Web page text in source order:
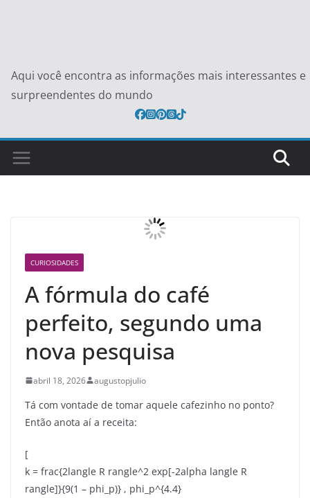
Aqui você encontra as informações mais interessantes e
surpreendentes do mundo
CURIOSIDADES
A fórmula do café
perfeito, segundo uma
nova pesquisa
abril 18, 2026 augustopjulio
Tá com vontade de tomar aquele cafezinho no ponto?
Então anota aí a receita:
[
k = frac{2langle R rangle^2 exp[-2alpha langle R
rangle]}{9(1 – phi_p)} , phi_p^{4.4}